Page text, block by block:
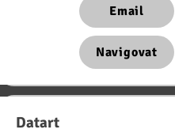
Email
Navigovat
Datart